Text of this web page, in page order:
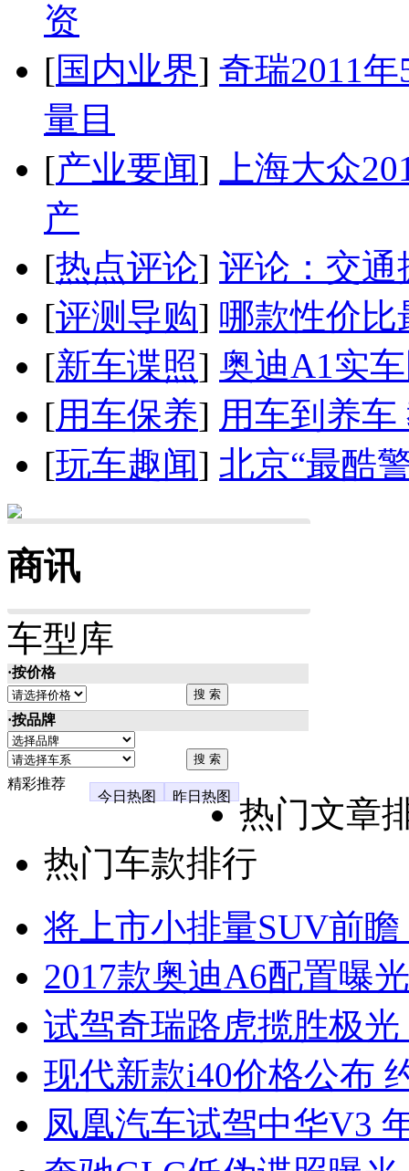
资
[国内业界] 奇瑞2011
量目
[产业要闻]
上海大众
产
[热点评论] 评论：交通
[评测导购] 哪款性价比
[新车谍照] 奥迪A1实
[用车保养] 用车到养
[玩车趣闻] 北京“最酷
商讯
车型库
·按价格
·按品牌
精彩推荐
今日热图
昨日热图
热门文章
热门车款排行
将上市小排量SUV前
2017款奥迪A6配置曝
试驾奇瑞路虎揽胜极
现代新款i40价格公布
凤凰汽车试驾中华V3